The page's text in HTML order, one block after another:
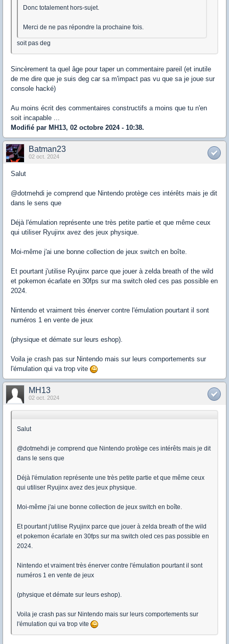
Donc totalement hors-sujet.
Merci de ne pas répondre la prochaine fois.
soit pas deg
Sincèrement ta quel âge pour taper un commentaire pareil (et inutile
de me dire que je suis deg car sa m'impact pas vu que sa je joue sur
console hacké)
Au moins écrit des commentaires constructifs a moins que tu n'en
soit incapable ...
Modifié par MH13, 02 octobre 2024 - 10:38.
Batman23
02 oct. 2024
Salut
@dotmehdi je comprend que Nintendo protège ces intérêts mais je dit
dans le sens que
Déjà l'émulation représente une très petite partie et que même ceux
qui utiliser Ryujinx avez des jeux physique.
Moi-même j'ai une bonne collection de jeux switch en boîte.
Et pourtant j'utilise Ryujinx parce que jouer à zelda breath of the wild
et pokemon écarlate en 30fps sur ma switch oled ces pas possible en
2024.
Nintendo et vraiment très énerver contre l'émulation pourtant il sont
numéros 1 en vente de jeux
(physique et démate sur leurs eshop).
Voila je crash pas sur Nintendo mais sur leurs comportements sur
l'émulation qui va trop vite
MH13
02 oct. 2024
Salut
@dotmehdi je comprend que Nintendo protège ces intérêts mais je dit
dans le sens que
Déjà l'émulation représente une très petite partie et que même ceux
qui utiliser Ryujinx avez des jeux physique.
Moi-même j'ai une bonne collection de jeux switch en boîte.
Et pourtant j'utilise Ryujinx parce que jouer à zelda breath of the wild
et pokemon écarlate en 30fps sur ma switch oled ces pas possible en
2024.
Nintendo et vraiment très énerver contre l'émulation pourtant il sont
numéros 1 en vente de jeux
(physique et démate sur leurs eshop).
Voila je crash pas sur Nintendo mais sur leurs comportements sur
l'émulation qui va trop vite